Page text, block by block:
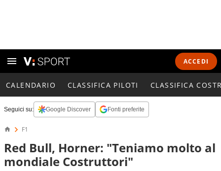
ACCEDI
CALENDARIO CLASSIFICA PILOTI CLASSIFICA
Seguici su: Google Discover Fonti preferite
F1
Red Bull, Horner: "Teniamo molto al
mondiale Costruttori"